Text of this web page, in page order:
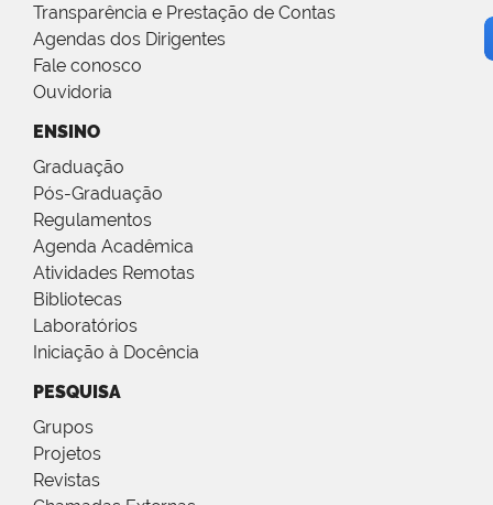
Transparência e Prestação de Contas
Agendas dos Dirigentes
Fale conosco
Ouvidoria
ENSINO
Graduação
Pós-Graduação
Regulamentos
Agenda Acadêmica
Atividades Remotas
Bibliotecas
Laboratórios
Iniciação à Docência
PESQUISA
Grupos
Projetos
Revistas